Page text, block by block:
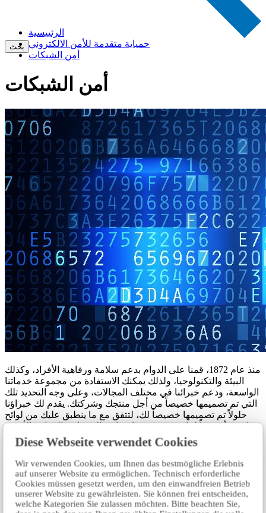
Diese Webseite verwendet Cookies
Wir verwenden Cookies, um Ihnen das bestmögliche Erlebnis
auf unserer Website zu ermöglichen. Technisch erforderliche
Cookies müssen gesetzt werden, um den einwandfreien Betrieb
unserer Website zu gewährleisten. Sie können frei entscheiden,
welche Kategorien Sie zulassen möchten. Bitte beachten Sie,
بحث
الرئييسية
حمياية متقدمة للأمن الالكتروني
أمن الشبكات
أمن الشبكات
منذ عام 1872، قمنا على الدوام بدعم سلامة ورفاهية الأفراد، وكذلك
البيئة والتكنولوجيا، ولذلك يمكنك الاستفادة من مجموعة خدماتنا
الواسعة، ودعم خبرائنا في مختلف المجالات، وعلى وجه التحديد تلك
التي تم تصميمها خصيصاً من أجل منتجك وشركتك. يقدم لك خبراؤنا
حلولاً تم تصميمها خصيصاً لك، لتتفق مع ما ينطبق عليك من لوائح
قانونية أو وفقاً لما تحدده من مواصفات، إلى جانب المعايير الأخرى
ملفنا الشخصي
اكتب لنا الطلب.